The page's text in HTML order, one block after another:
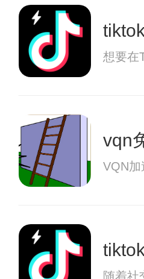
想要在
vqn
VQN加
随着社